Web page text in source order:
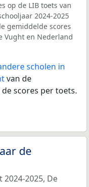
op de LIB toets van
2024-2025
gemiddelde scores
Vught en Nederland
scholen in
van de
scores per toets.
de
2025, De